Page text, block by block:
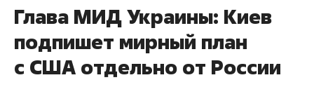
Глава МИД Украины: Киев
подпишет мирный план
с США отдельно от России